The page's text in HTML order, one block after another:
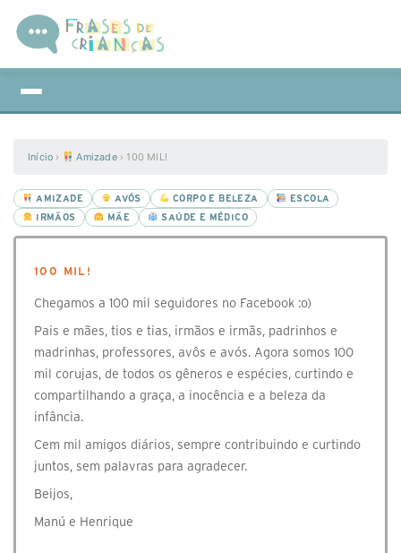
Início › Amizade › 100 MIL!
AMIZADE AVÓS CORPO E BELEZA
ESCOLA
IRMÃOS
MÃE SAÚDE E MÉDICO
100 MIL!
Chegamos a 100 mil seguidores no Facebook :o)
Pais e mães, tios e tias, irmãos e irmãs, padrinhos e
madrinhas, professores, avôs e avós. Agora somos 100
mil corujas, de todos os gêneros e espécies, curtindo e
compartilhando a graça, a inocência e a beleza da
infância.
Cem mil amigos diários, sempre contribuindo e curtindo
juntos, sem palavras para agradecer.
Beijos,
Manú e Henrique